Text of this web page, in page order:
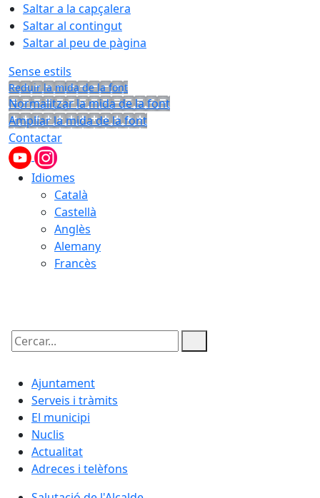
Saltar a la capçalera
Saltar al contingut
Saltar al peu de pàgina
Sense estils
Reduir la mida de la font
Normalitzar la mida de la font
Ampliar la mida de la font
Contactar
Idiomes
Català
Castellà
Anglès
Alemany
Francès
Cercar:
Ajuntament
Serveis i tràmits
El municipi
Nuclis
Actualitat
Adreces i telèfons